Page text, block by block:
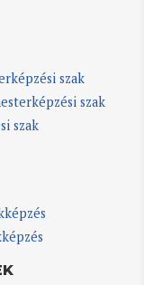
szak
szak
szak